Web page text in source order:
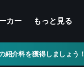
カー もっと見る
紹介料を獲得しましょう！